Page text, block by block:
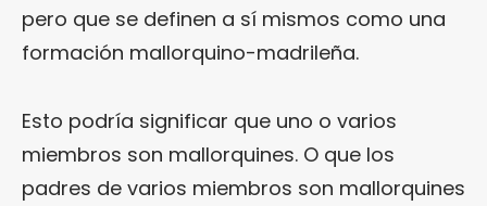
pero que se definen a sí mismos como una
formación mallorquino-madrileña.
Esto podría significar que uno o varios
miembros son mallorquines. O que los
padres de varios miembros son mallorquines